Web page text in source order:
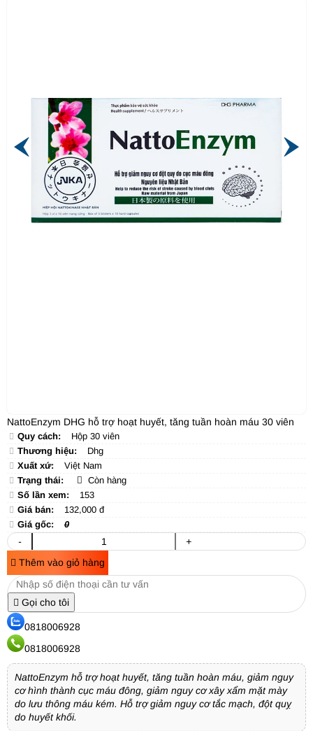
NattoEnzym DHG hỗ trợ hoạt huyết, tăng tuần hoàn máu 30 viên
Quy cách:
Hộp 30 viên
Thương hiệu:
Dhg
Xuất xứ:
Việt Nam
Trạng thái:
Còn hàng
Số lần xem:
153
Giá bán:
132,000 đ
Giá gốc:
0
-
+
Thêm vào giỏ hàng
Gọi cho tôi
0818006928
0818006928
NattoEnzym hỗ trợ hoạt huyết, tăng tuần hoàn máu, giảm nguy
cơ hình thành cục máu đông, giảm nguy cơ xây xẩm mặt mày
do lưu thông máu kém. Hỗ trợ giảm nguy cơ tắc mạch, đột quỵ
do huyết khối.